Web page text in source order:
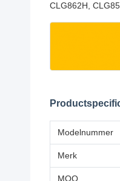
CLG862H,
Modelnummer
Merk
MOQ